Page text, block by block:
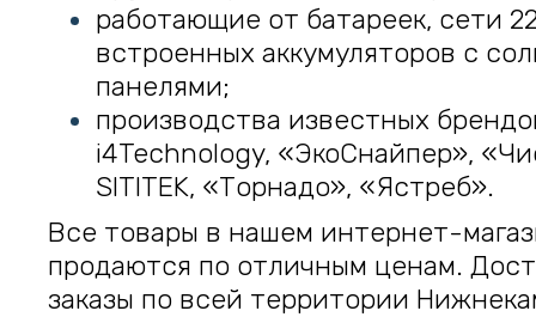
работающие от батареек, сети
встроенных аккумуляторов с
панелями;
производства известных
i4Technology, «ЭкоСнайпер»,
SITITEK, «Торнадо», «Ястреб».
Все товары в нашем интернет-
продаются по отличным ценам.
заказы по всей территории